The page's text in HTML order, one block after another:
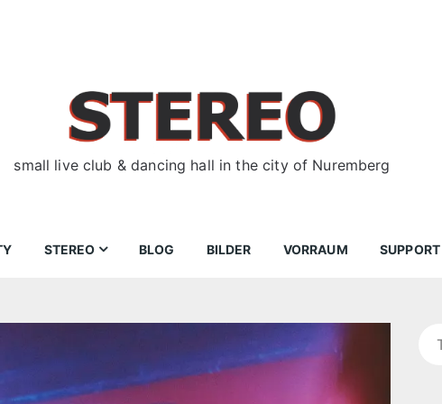
small live club & dancing hall in the city of Nuremberg
STEREO BLOG BILDER VORRAUM SUPPORT
for: